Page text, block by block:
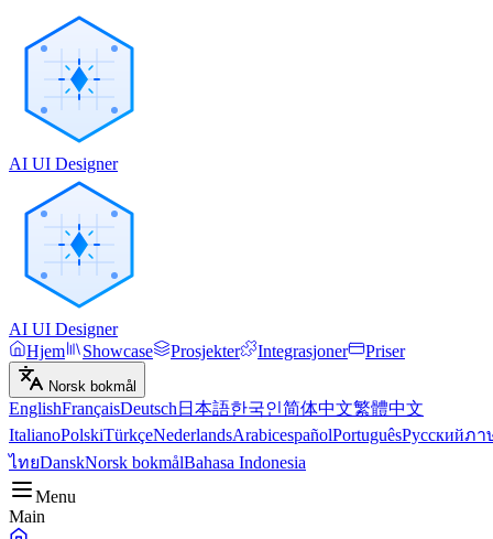
AI UI Designer
AI UI Designer
Hjem
Showcase Prosjekter Integrasjoner Priser
Norsk bokmål
EnglishFrançaisDeutsch 日本語한국인简体中文繁體中文
ItalianoPolskiTürkçeNederlandsArabicespañolPortuguêsРусскийภา
ไทยDanskNorsk bokmålBahasa Indonesia
Menu
Main